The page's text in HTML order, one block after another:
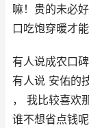
嘛！贵的未必
口吃饱穿暖才
有人说成农口
有人说 安佑的
， 我比较喜欢
谁不想省点钱呢